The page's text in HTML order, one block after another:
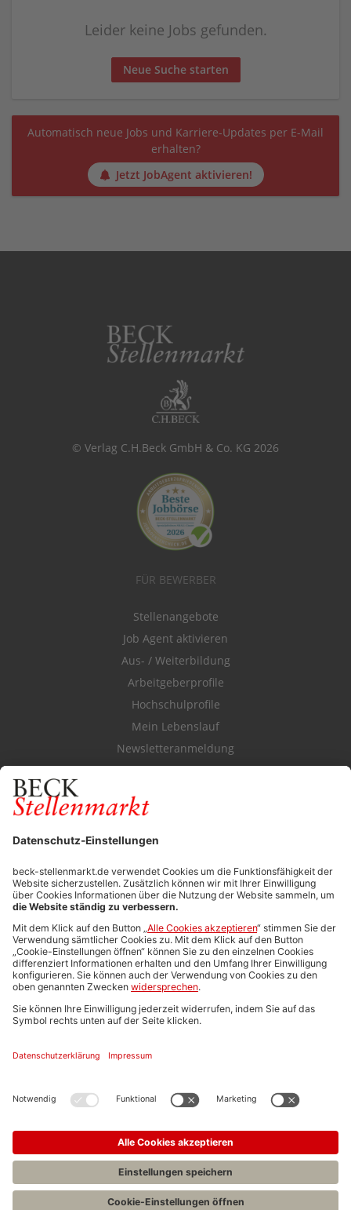
Leider keine Jobs gefunden.
Neue Suche starten
Automatisch neue Jobs und Karriere-Updates per E-Mail
erhalten?
Jetzt JobAgent aktivieren!
© Verlag C.H.Beck GmbH & Co. KG 2026
FÜR BEWERBER
Stellenangebote
Job Agent aktivieren
Aus- / Weiterbildung
Arbeitgeberprofile
Hochschulprofile
Mein Lebenslauf
Newsletteranmeldung
Durchsuchen Sie den Stellenkatalog
FÜR ARBEITGEBER
Stellenmarktpreise
Anzeigen-AGB
Media-Daten
Newsletteranmeldung
Produktübersicht
ALLGEMEIN
FAQs
Impressum
Stellenangebote C.H.BECK